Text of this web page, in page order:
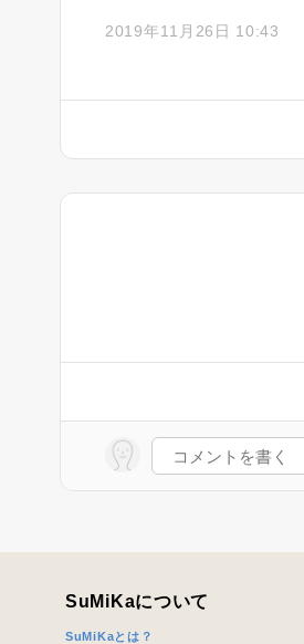
2019年11月26日 10:43
SuMiKaについて
SuMiKaとは？